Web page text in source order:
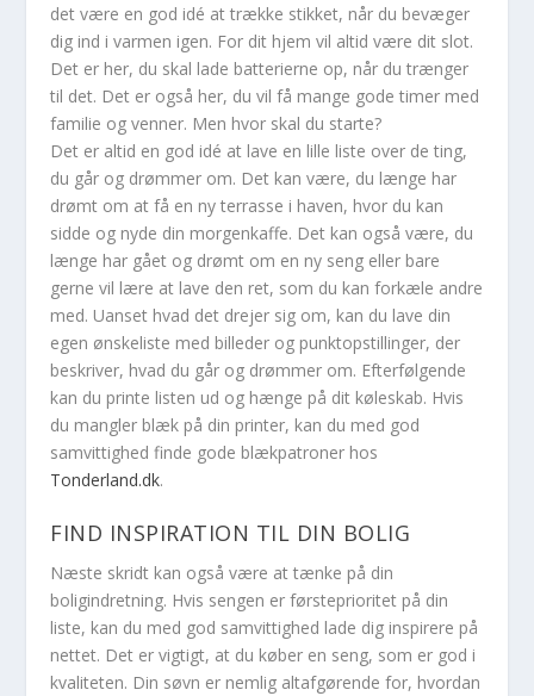
det være en god idé at trække stikket, når du bevæger
dig ind i varmen igen. For dit hjem vil altid være dit slot.
Det er her, du skal lade batterierne op, når du trænger
til det. Det er også her, du vil få mange gode timer med
familie og venner. Men hvor skal du starte?
Det er altid en god idé at lave en lille liste over de ting,
du går og drømmer om. Det kan være, du længe har
drømt om at få en ny terrasse i haven, hvor du kan
sidde og nyde din morgenkaffe. Det kan også være, du
længe har gået og drømt om en ny seng eller bare
gerne vil lære at lave den ret, som du kan forkæle andre
med. Uanset hvad det drejer sig om, kan du lave din
egen ønskeliste med billeder og punktopstillinger, der
beskriver, hvad du går og drømmer om. Efterfølgende
kan du printe listen ud og hænge på dit køleskab. Hvis
du mangler blæk på din printer, kan du med god
samvittighed finde gode blækpatroner hos
Tonderland.dk.
FIND INSPIRATION TIL DIN BOLIG
Næste skridt kan også være at tænke på din
boligindretning. Hvis sengen er førsteprioritet på din
liste, kan du med god samvittighed lade dig inspirere på
nettet. Det er vigtigt, at du køber en seng, som er god i
kvaliteten. Din søvn er nemlig altafgørende for, hvordan